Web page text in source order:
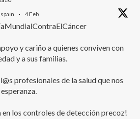
· 4 Feb
y cariño a quienes conviven con
y a sus familias.
profesionales de la salud que nos
en los controles de detección precoz!